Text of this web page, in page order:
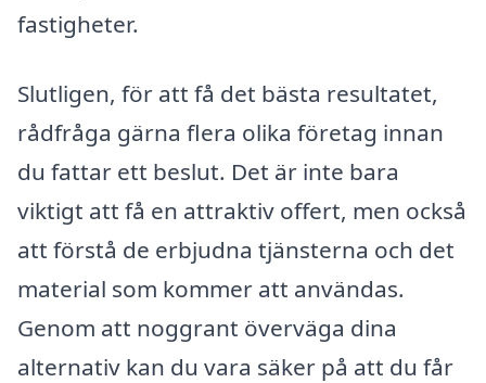
fastigheter.
Slutligen, för att få det bästa resultatet,
rådfråga gärna flera olika företag innan
du fattar ett beslut. Det är inte bara
viktigt att få en attraktiv offert, men också
att förstå de erbjudna tjänsterna och det
material som kommer att användas.
Genom att noggrant överväga dina
alternativ kan du vara säker på att du får